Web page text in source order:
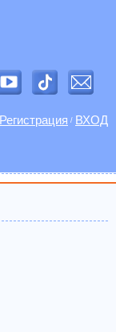
Регистрация / ВХОД